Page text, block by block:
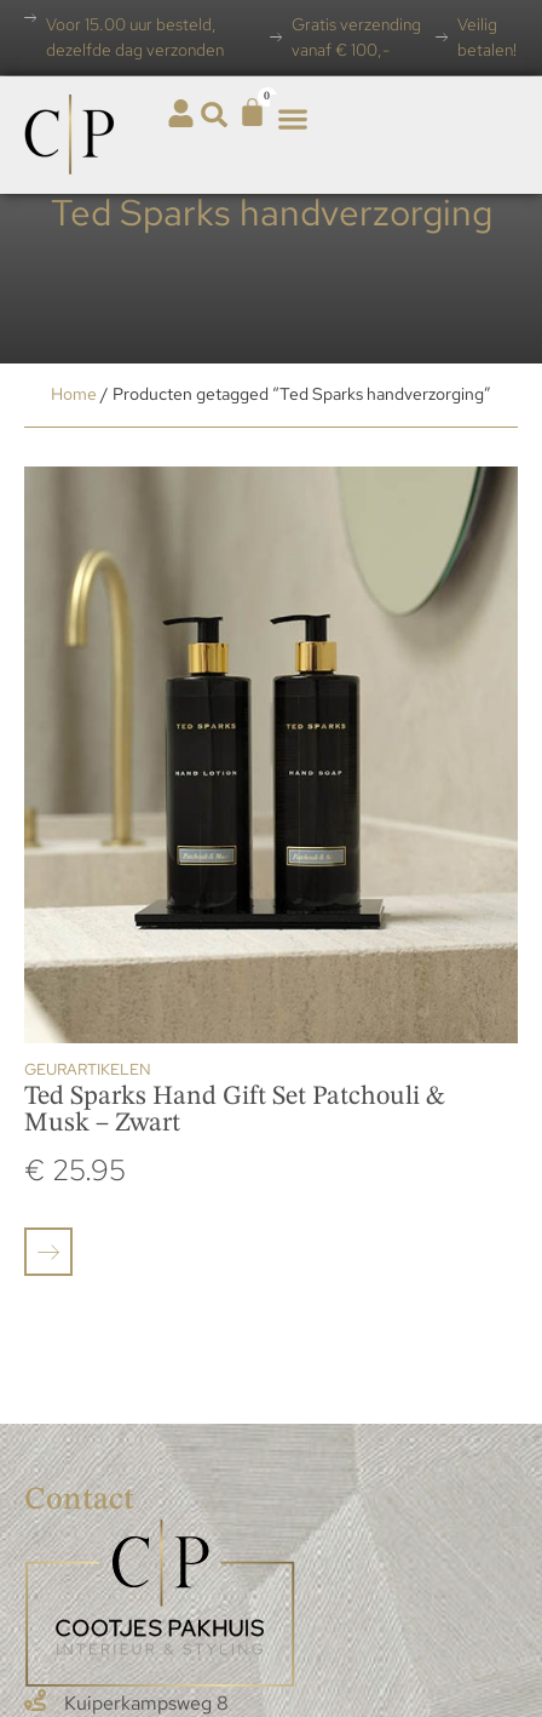
Voor 15.00 uur besteld,
dezelfde dag verzonden
Gratis verzending
vanaf € 100,-
Veilig
betalen!
0
Ted Sparks handverzorging
Home / Producten getagged “Ted Sparks handverzorging”
GEURARTIKELEN
Ted Sparks Hand Gift Set Patchouli &
Musk – Zwart
€ 25.95
Contact
Kuiperkampsweg 8